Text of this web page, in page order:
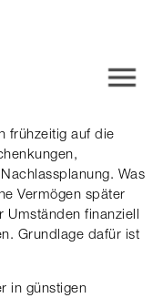
frühzeitig auf die
Was
Vermögen später
Umständen finanziell
Grundlage dafür ist
in günstigen